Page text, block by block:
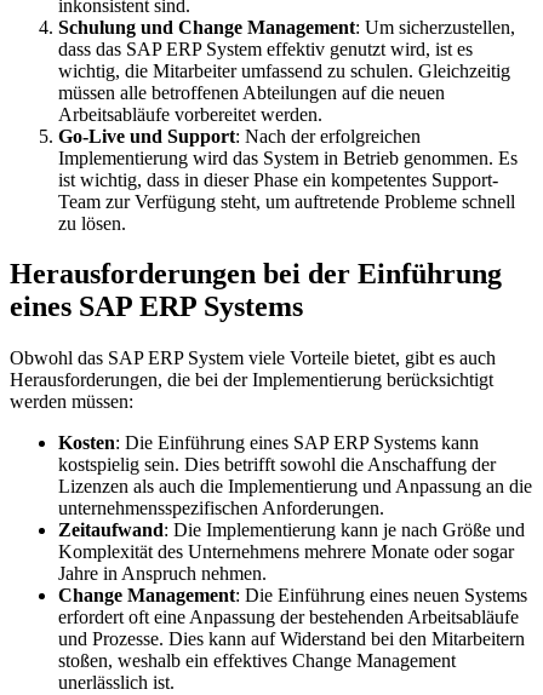
inkonsistent sind.
Schulung und Change Management: Um sicherzustellen,
dass das SAP ERP System effektiv genutzt wird, ist es
wichtig, die Mitarbeiter umfassend zu schulen. Gleichzeitig
müssen alle betroffenen Abteilungen auf die neuen
Arbeitsabläufe vorbereitet werden.
Go-Live und Support: Nach der erfolgreichen
Implementierung wird das System in Betrieb genommen. Es
ist wichtig, dass in dieser Phase ein kompetentes Support-
Team zur Verfügung steht, um auftretende Probleme schnell
zu lösen.
Herausforderungen bei der Einführung
eines SAP ERP Systems
Obwohl das SAP ERP System viele Vorteile bietet, gibt es auch
Herausforderungen, die bei der Implementierung berücksichtigt
werden müssen:
Kosten: Die Einführung eines SAP ERP Systems kann
kostspielig sein. Dies betrifft sowohl die Anschaffung der
Lizenzen als auch die Implementierung und Anpassung an die
unternehmensspezifischen Anforderungen.
Zeitaufwand: Die Implementierung kann je nach Größe und
Komplexität des Unternehmens mehrere Monate oder sogar
Jahre in Anspruch nehmen.
Change Management: Die Einführung eines neuen Systems
erfordert oft eine Anpassung der bestehenden Arbeitsabläufe
und Prozesse. Dies kann auf Widerstand bei den Mitarbeitern
stoßen, weshalb ein effektives Change Management
unerlässlich ist.